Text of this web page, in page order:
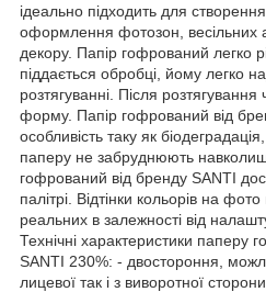
ідеально підходить для створення
оформлення фотозон, весільних
декору. Папір гофрований легко
піддається обробці, йому легко
розтягуванні. Після
форму. Папір гофрований від
особливість таку як
паперу не забруднюють
гофрований від бренду SANTI
палітрі. Відтінки кольорів на
реальних в залежності від
Технічні характеристики паперу
SANTI 230%: - двостороння,
лицевої так і з виворотної